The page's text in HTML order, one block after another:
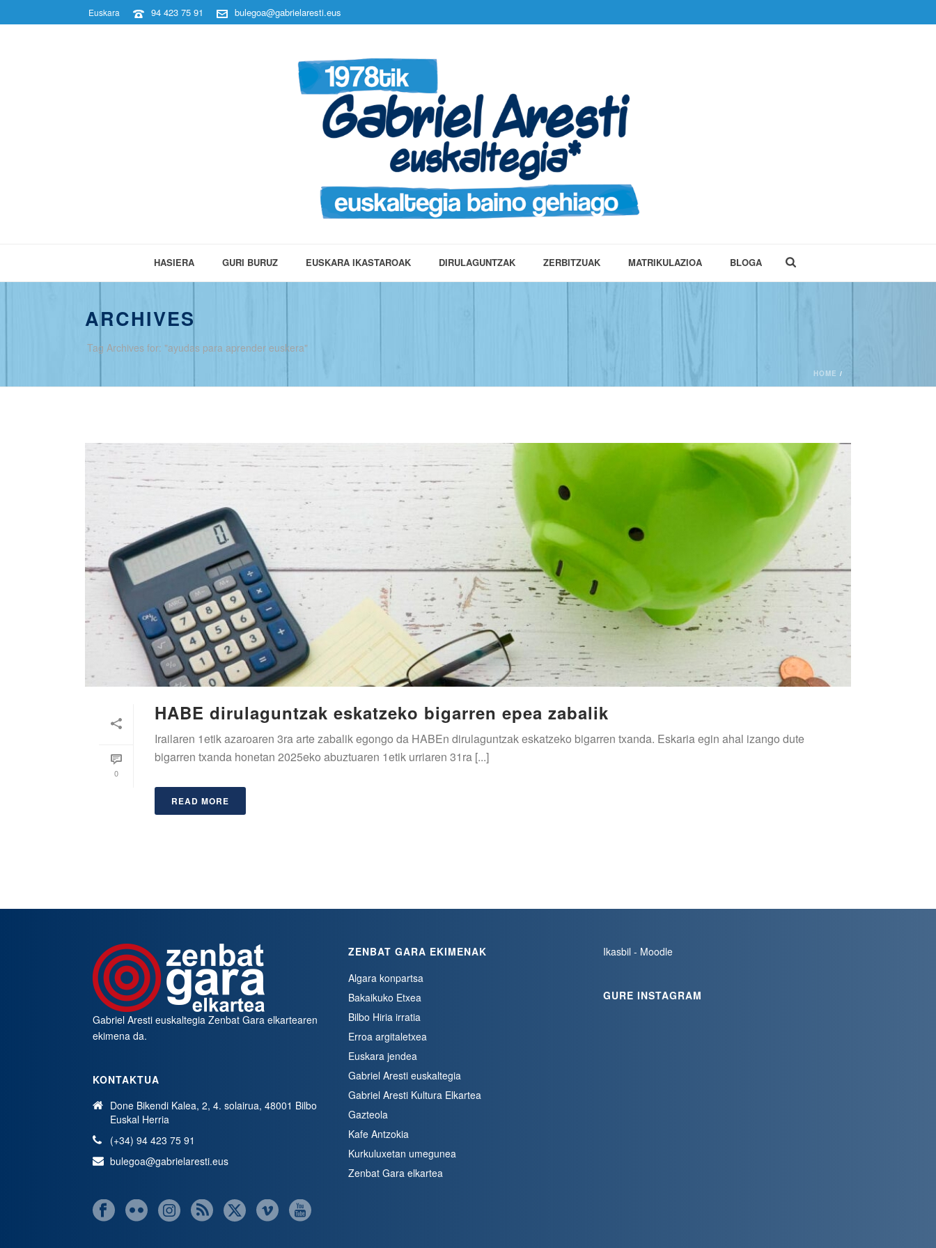
Euskara 94 423 75 91 bulegoa@gabrielaresti.eus
HASIERA GURI BURUZ EUSKARA IKASTAROAK DIRULAGUNTZAK ZERBITZUAK MATRIKULAZIOA BLOGA
ARCHIVES
Tag Archives for: "ayudas para aprender euskera"
HOME /
0
HABE dirulaguntzak eskatzeko bigarren epea zabalik
Irailaren 1etik azaroaren 3ra arte zabalik egongo da HABEn dirulaguntzak eskatzeko bigarren txanda. Eskaria egin ahal izango dute
bigarren txanda honetan 2025eko abuztuaren 1etik urriaren 31ra [...]
READ MORE
Gabriel Aresti euskaltegia Zenbat Gara elkartearen
ekimena da.
KONTAKTUA
Done Bikendi Kalea, 2, 4. solairua, 48001 Bilbo
Euskal Herria
(+34) 94 423 75 91
bulegoa@gabrielaresti.eus
ZENBAT GARA EKIMENAK
Algara konpartsa
Bakaikuko Etxea
Bilbo Hiria irratia
Erroa argitaletxea
Euskara jendea
Gabriel Aresti euskaltegia
Gabriel Aresti Kultura Elkartea
Gazteola
Kafe Antzokia
Kurkuluxetan umegunea
Zenbat Gara elkartea
Ikasbil - Moodle
GURE INSTAGRAM